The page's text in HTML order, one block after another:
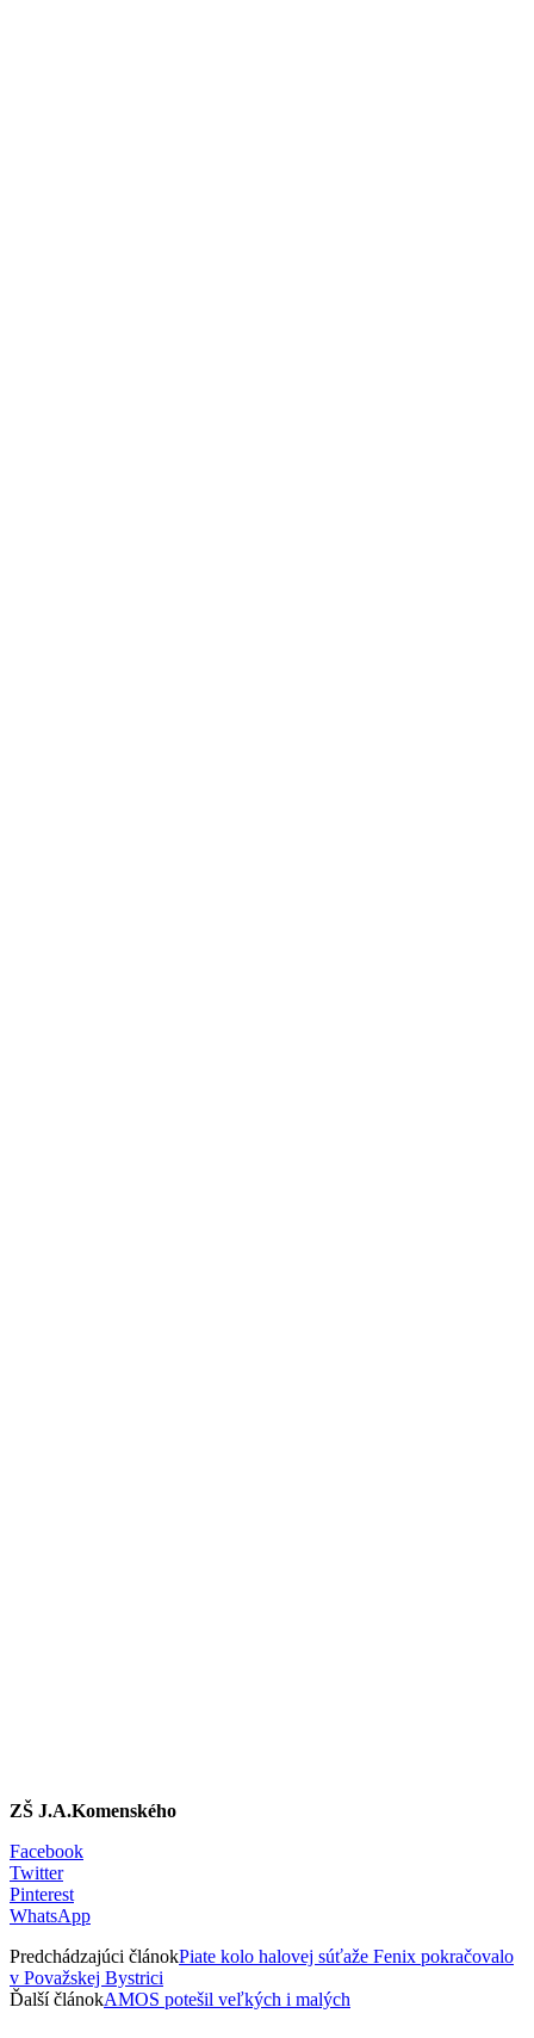
ZŠ J.A.Komenského
Facebook
Twitter
Pinterest
WhatsApp
Predchádzajúci článokPiate kolo halovej súťaže Fenix pokračovalo
v Považskej Bystrici
Ďalší článokAMOS potešil veľkých i malých